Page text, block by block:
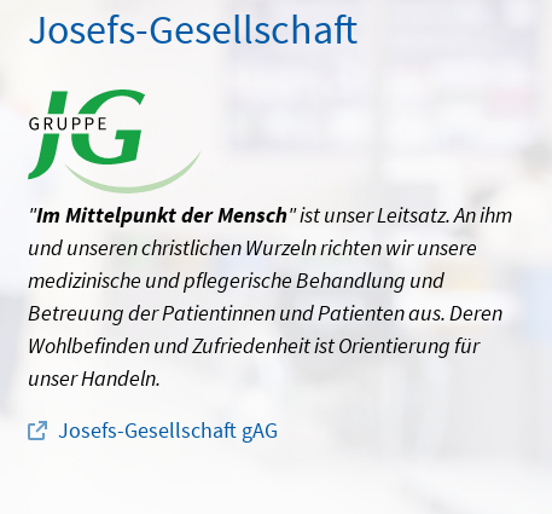
Josefs-Gesellschaft
"Im Mittelpunkt der Mensch" ist unser Leitsatz. An ihm
und unseren christlichen Wurzeln richten wir unsere
medizinische und pflegerische Behandlung und
Betreuung der Patientinnen und Patienten aus. Deren
Wohlbefinden und Zufriedenheit ist Orientierung für
unser Handeln.
Josefs-Gesellschaft gAG